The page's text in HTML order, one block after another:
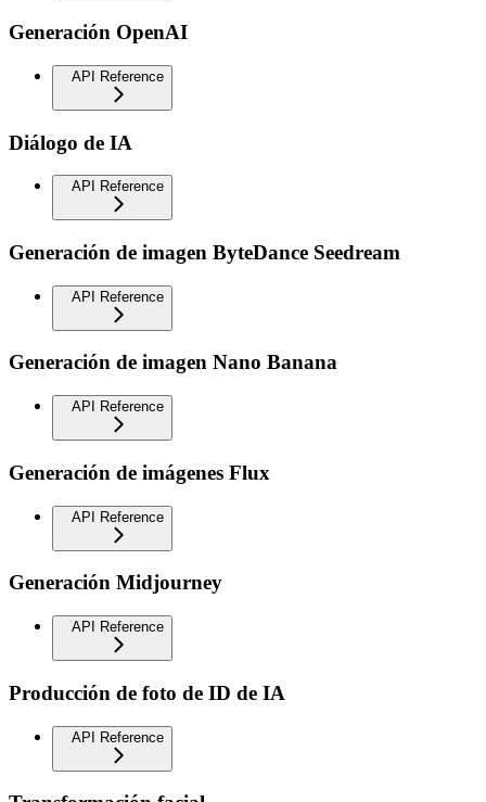
Generación OpenAI
API Reference
Diálogo de IA
API Reference
Generación de imagen ByteDance Seedream
API Reference
Generación de imagen Nano Banana
API Reference
Generación de imágenes Flux
API Reference
Generación Midjourney
API Reference
Producción de foto de ID de IA
API Reference